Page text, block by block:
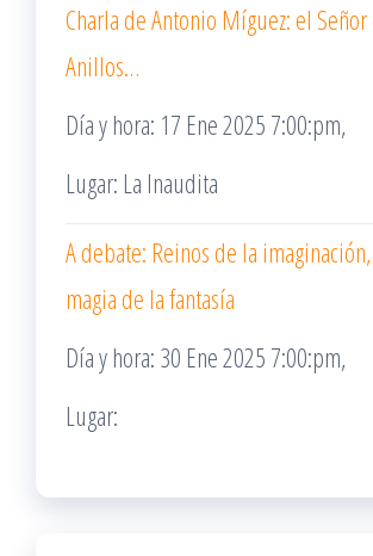
Charla de Antonio Míguez: el
Anillos…
Día y hora: 17 Ene 2025 7:00:pm,
Lugar: La Inaudita
A debate: Reinos de la
magia de la fantasía
Día y hora: 30 Ene 2025 7:00:pm,
Lugar: